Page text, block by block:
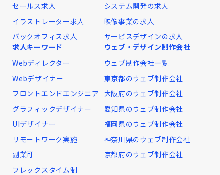
セールス求人
イラストレーター求人
バックオフィス求人
システム開発の求人
映像事業の求人
サービスデザインの求人
求人キーワード
Webディレクター
Webデザイナー
フロントエンドエンジニア
グラフィックデザイナー
UIデザイナー
リモートワーク実施
副業可
フレックスタイム制
ウェブ・デザイン制作会社
ウェブ制作会社一覧
東京都のウェブ制作会社
大阪府のウェブ制作会社
愛知県のウェブ制作会社
福岡県のウェブ制作会社
神奈川県のウェブ制作会社
京都府のウェブ制作会社